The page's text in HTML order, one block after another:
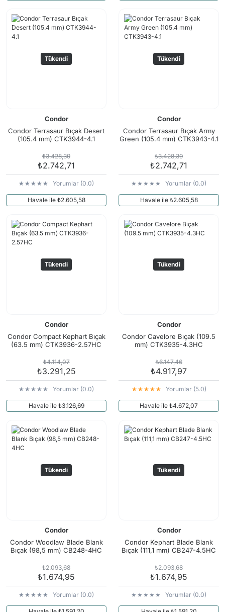
Tükendi
Condor
Condor Terrasaur Bıçak Desert
(105.4 mm) CTK3944-4.1
₺3.428,39
₺2.742,71
Yorumlar (0.0)
Havale ile ₺2.605,58
Tükendi
Condor
Condor Terrasaur Bıçak Army
Green (105.4 mm) CTK3943-4.1
₺3.428,39
₺2.742,71
Yorumlar (0.0)
Havale ile ₺2.605,58
Tükendi
Condor
Condor Compact Kephart Bıçak
(63.5 mm) CTK3936-2.57HC
₺4.114,07
₺3.291,25
Yorumlar (0.0)
Havale ile ₺3.126,69
Tükendi
Condor
Condor Cavelore Bıçak (109.5
mm) CTK3935-4.3HC
₺6.147,46
₺4.917,97
Yorumlar (5.0)
Havale ile ₺4.672,07
Tükendi
Condor
Condor Woodlaw Blade Blank
Bıçak (98,5 mm) CB248-4HC
₺2.093,68
₺1.674,95
Yorumlar (0.0)
Tükendi
Condor
Condor Kephart Blade Blank
Bıçak (111,1 mm) CB247-4.5HC
₺2.093,68
₺1.674,95
Yorumlar (0.0)